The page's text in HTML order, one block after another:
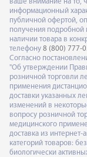
информационный
публичной офертой,
получения подробной
наличии товара в
телефону 8 (800) 777-
Согласно
"Об утверждении
розничной торговли
применения
доставки указанных
изменений в
вопросу розничной
медицинского
доставка из
категорий товаров:
биологически